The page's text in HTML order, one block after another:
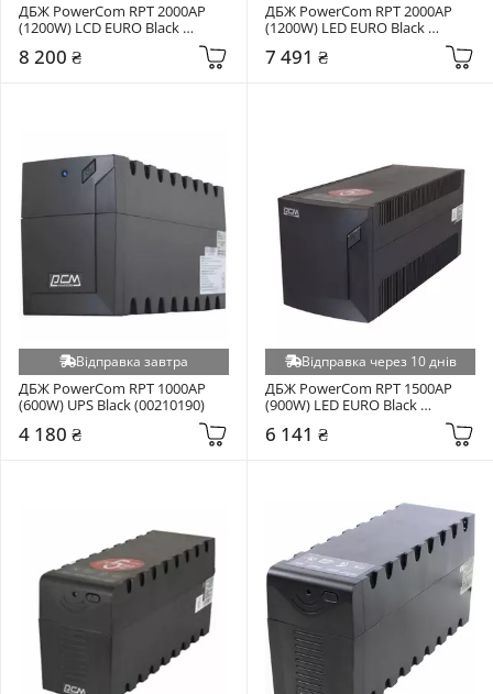
ДБЖ PowerCom RPT 2000AP
(1200W) LCD EURO Black
8 200 ₴
ДБЖ PowerCom RPT 2000AP
(1200W) LED EURO Black
7 491 ₴
Відправка завтра
ДБЖ PowerCom RPT 1000AP
(600W) UPS Black (00210190)
4 180 ₴
Відправка через 10 днів
ДБЖ PowerCom RPT 1500AP
(900W) LED EURO Black
6 141 ₴